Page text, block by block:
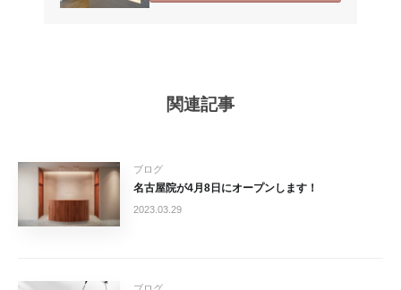
関連記事
ブログ
名古屋院が4月8日にオープンします！
2023.03.29